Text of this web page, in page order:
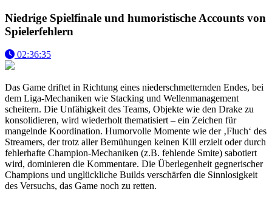
Niedrige Spielfinale und humoristische Accounts von
Spielerfehlern
02:36:35
Das Game driftet in Richtung eines niederschmetternden Endes, bei
dem Liga-Mechaniken wie Stacking und Wellenmanagement
scheitern. Die Unfähigkeit des Teams, Objekte wie den Drake zu
konsolidieren, wird wiederholt thematisiert – ein Zeichen für
mangelnde Koordination. Humorvolle Momente wie der ‚Fluch‘ des
Streamers, der trotz aller Bemühungen keinen Kill erzielt oder durch
fehlerhafte Champion-Mechaniken (z.B. fehlende Smite) sabotiert
wird, dominieren die Kommentare. Die Überlegenheit gegnerischer
Champions und unglückliche Builds verschärfen die Sinnlosigkeit
des Versuchs, das Game noch zu retten.